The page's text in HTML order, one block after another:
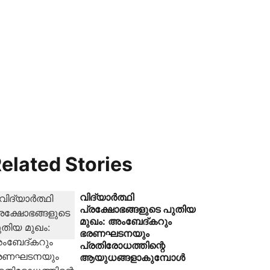
Stories
വിദ്യാർത്ഥി
പ്രക്ഷോഭങ്ങളുടെ പുതിയ
മുഖം: അംബേദ്കറും
ഭരണഘടനയും
പ്രതിരോധത്തിന്റെ
ആയുധങ്ങളാകുമ്പോൾ